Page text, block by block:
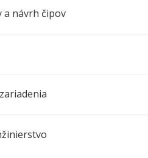
a návrh čipov